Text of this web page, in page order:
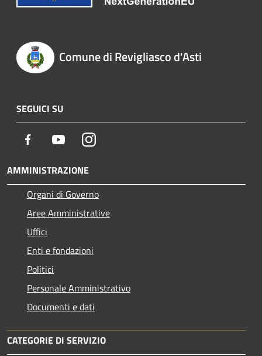
Comune di Revigliasco d'Asti
SEGUICI SU
Facebook YoutubeInstagram
AMMINISTRAZIONE
Organi di Governo
Aree Amministrative
Uffici
Enti e fondazioni
Politici
Personale Amministrativo
Documenti e dati
CATEGORIE DI SERVIZIO